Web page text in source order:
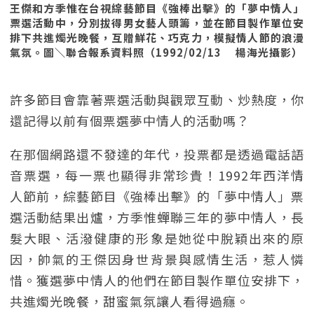
王傑和方季惟在台視綜藝節目《強棒出擊》的「夢中情人」
票選活動中，分別拔得男女藝人頭籌，並在節目製作單位安
排下共進燭光晚餐，互贈鮮花、巧克力，模擬情人節的浪漫
氣氛。圖＼聯合報系資料照（1992/02/13 楊海光攝影）
許多節目會靠著票選活動與觀眾互動、炒熱度，你
還記得以前有個票選夢中情人的活動嗎？
在那個網路還不發達的年代，投票都是透過電話語
音票選，每一票也顯得非常珍貴！1992年西洋情
人節前，綜藝節目《強棒出擊》的「夢中情人」票
選活動結果出爐，方季惟蟬聯三年的夢中情人，長
髮大眼、活潑健康的形象是她從中脫穎出來的原
因，帥氣的王傑因身世背景與感情生活，惹人憐
惜。獲選夢中情人的他們在節目製作單位安排下，
共進燭光晚餐，甜蜜氣氛讓人看得過癮。